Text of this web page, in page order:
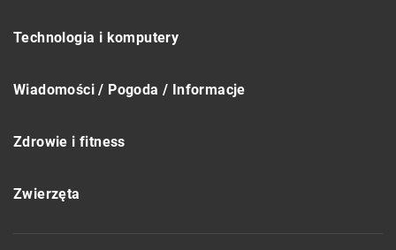
Technologia i komputery
Wiadomości / Pogoda / Informacje
Zdrowie i fitness
Zwierzęta